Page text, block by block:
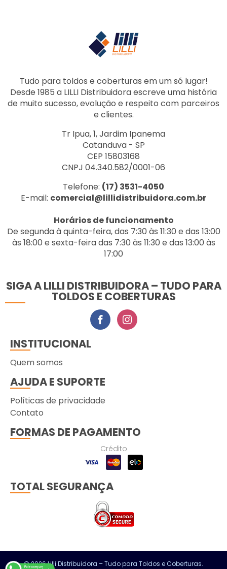
Tudo para toldos e coberturas em um só lugar!
Desde 1985 a LILLI Distribuidora escreve uma história
de muito sucesso, evolução e respeito com parceiros
e clientes.
Tr Ipua, 1, Jardim Ipanema
Catanduva - SP
CEP 15803168
CNPJ 04.340.582/0001-06
Telefone: (17) 3531-4050
E-mail: comercial@lillidistribuidora.com.br
Horários de funcionamento
De segunda à quinta-feira, das 7:30 às 11:30 e das 13:00
às 18:00 e sexta-feira das 7:30 às 11:30 e das 13:00 às
17:00
SIGA A LILLI DISTRIBUIDORA – TUDO PARA
TOLDOS E COBERTURAS
INSTITUCIONAL
Quem somos
AJUDA E SUPORTE
Políticas de privacidade
Contato
FORMAS DE PAGAMENTO
Crédito
TOTAL SEGURANÇA
© 2026 Lilli Distribuidora – Tudo para Toldos e Coberturas.